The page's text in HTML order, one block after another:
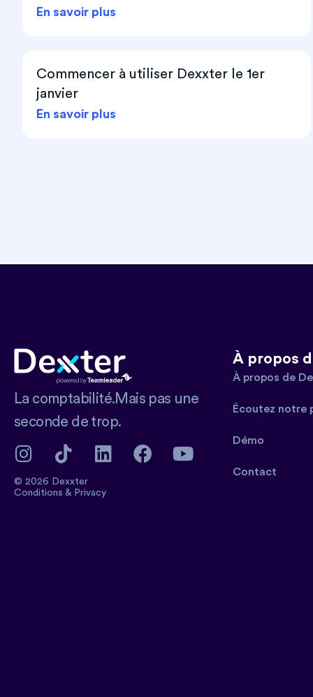
En savoir plus
Commencer à utiliser Dexxter le 1er
janvier
En savoir plus
La comptabilité.Mais pas une
seconde de trop.
© 2026 Dexxter
Conditions & Privacy
À propos
À propos de
Écoutez notre
Démo
Contact